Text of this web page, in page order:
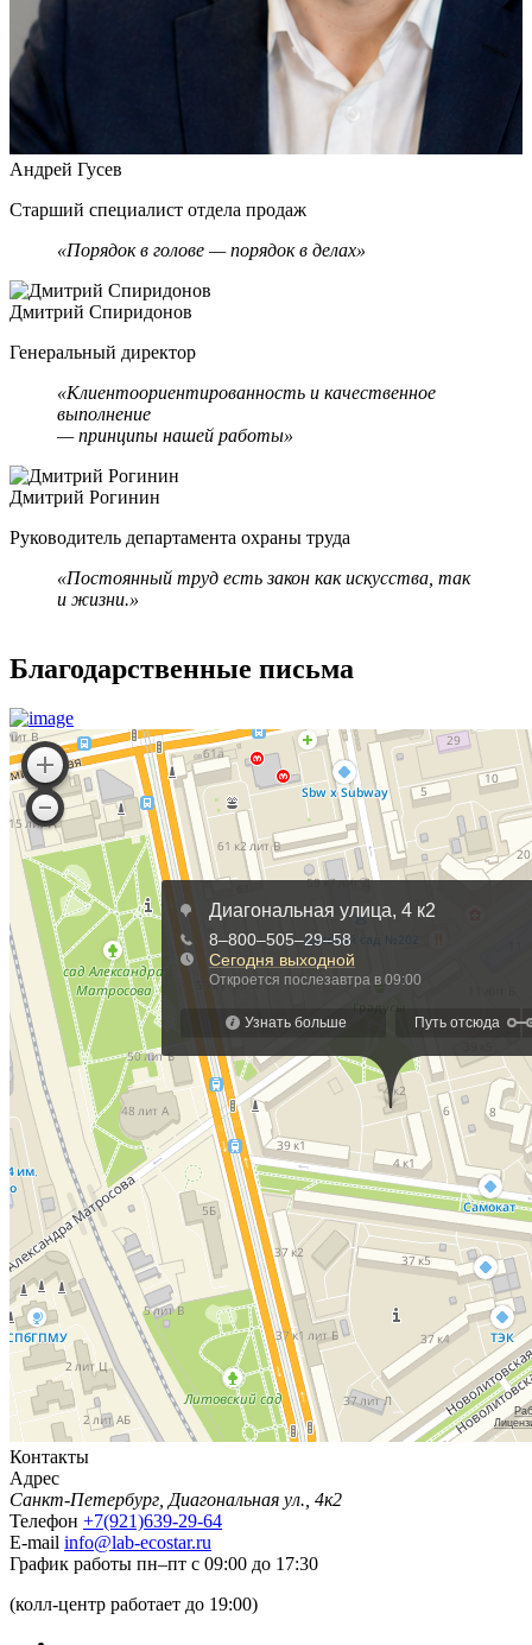
Андрей Гусев
Старший специалист отдела продаж
«Порядок в голове — порядок в делах»
Дмитрий Спиридонов
Генеральный директор
«Клиентоориентированность и качественное
выполнение
— принципы нашей работы»
Дмитрий Рогинин
Руководитель департамента охраны труда
«Постоянный труд есть закон как искусства, так
и жизни.»
Благодарственные письма
Контакты
Адрес
Санкт-Петербург, Диагональная ул., 4к2
Телефон +7(921)639-29-64
E-mail info@lab-ecostar.ru
График работы пн–пт с 09:00 до 17:30
(колл-центр работает до 19:00)